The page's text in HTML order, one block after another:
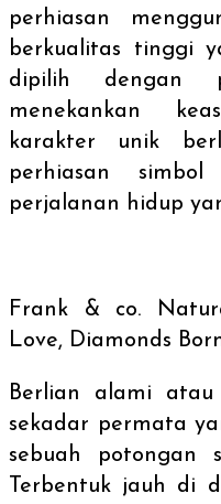
perhiasan
berkualitas tinggi
dipilih dengan
menekankan
karakter unik
perhiasan
perjalanan hidup
Frank & co.
Love, Diamonds
Berlian alami atau
sekadar permata
sebuah potongan
Terbentuk jauh di